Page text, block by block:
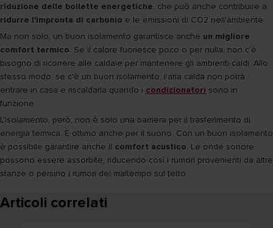
riduzione delle bollette energetiche, che può anche contribuire a
ridurre l'impronta di carbonio e le emissioni di CO2 nell'ambiente.
Ma non solo, un buon isolamento garantisce anche un migliore
comfort termico. Se il calore fuoriesce poco o per nulla, non c'è
bisogno di ricorrere alle caldaie per mantenere gli ambienti caldi. Allo
stesso modo, se c'è un buon isolamento, l'aria calda non potrà
entrare in casa e riscaldarla quando i condizionatori sono in
funzione.
L'isolamento, però, non è solo una barriera per il trasferimento di
energia termica. È ottimo anche per il suono. Con un buon isolamento
è possibile garantire anche il comfort acustico. Le onde sonore
possono essere assorbite, riducendo così i rumori provenienti da altre
stanze o persino i rumori del maltempo sul tetto.
Articoli correlati